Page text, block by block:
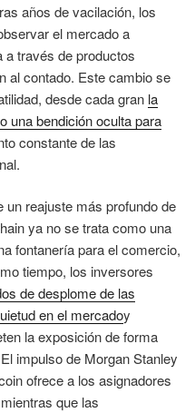
años de vacilación, los
el mercado a
través de productos
al contado. Este cambio se
desde cada gran la
una bendición oculta para
constante de las
reajuste más profundo de
ya no se trata como una
fontanería para el comercio,
tiempo, los inversores
de desplome de las
en el mercadoy
la exposición de forma
impulso de Morgan Stanley
ofrece a los asignadores
que las